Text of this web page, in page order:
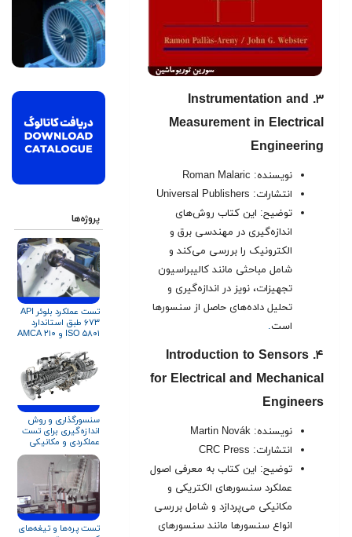
۳. Instrumentation and
Measurement in Electrical
Engineering
نویسنده: Roman Malaric
انتشارات: Universal Publishers
توضیح: این کتاب روش‌های
اندازه‌گیری در مهندسی برق و
الکترونیک را بررسی می‌کند و
شامل مباحثی مانند کالیبراسیون
تجهیزات، نویز در اندازه‌گیری و
تحلیل داده‌های حاصل از سنسورها
است.
۴. Introduction to Sensors
for Electrical and Mechanical
Engineers
نویسنده: Martin Novák
انتشارات: CRC Press
توضیح: این کتاب به معرفی اصول
عملکرد سنسورهای الکتریکی و
مکانیکی می‌پردازد و شامل بررسی
انواع سنسورها مانند سنسورهای
پروژه‌ها
تست عملکرد بلوئر API
۶۷۳ طبق استاندارد
ISO ۵۸۰۱ و AMCA ۲۱۰
سنسورگذاری و روش
اندازه‌گیری برای تست‌
عملکردی و مکانیکی
توربین گاز زیمنس
SGT-۶۰۰
تست پره‌ها و تیغه‌های